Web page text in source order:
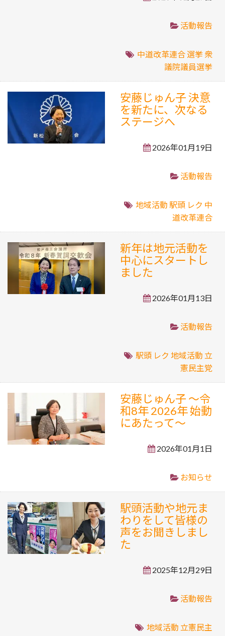
活動報告
中道改革連合 選挙 衆
議院議員選挙
安藤じゅん子 決意
を新たに、次なる
ステージへ
2026年01月19日
活動報告
地域活動 駅頭 レク 中
道改革連合
新年は地元活動を
中心にスタートし
ました
2026年01月13日
活動報告
駅頭 レク 地域活動 立
憲民主党
安藤じゅん子 ～令
和8年 2026年 始動
にあたって～
2026年01月1日
お知らせ
駅頭活動や地元ま
わりをして皆様の
声をお聞きしまし
た
2025年12月29日
活動報告
地域活動 立憲民主